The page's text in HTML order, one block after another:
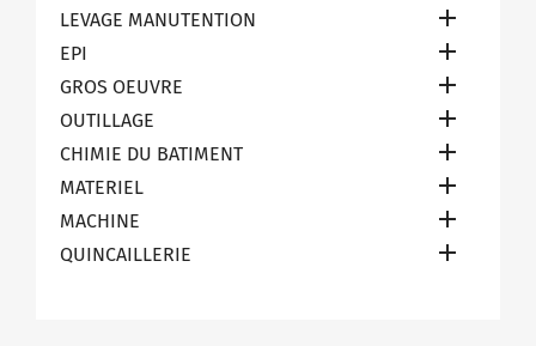
LEVAGE MANUTENTION 
EPI 
GROS OEUVRE 
OUTILLAGE 
CHIMIE DU BATIMENT 
MATERIEL 
MACHINE 
QUINCAILLERIE 